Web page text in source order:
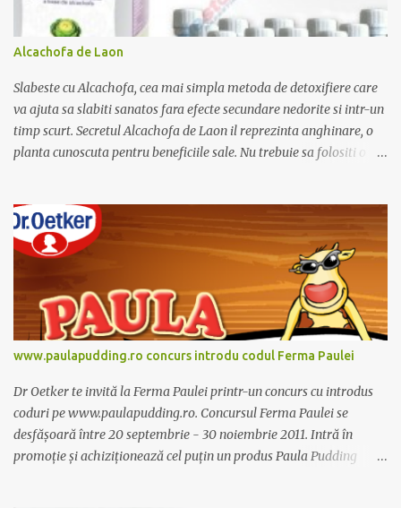
Alcachofa de Laon
Slabeste cu Alcachofa, cea mai simpla metoda de detoxifiere care
va ajuta sa slabiti sanatos fara efecte secundare nedorite si intr-un
timp scurt. Secretul Alcachofa de Laon il reprezinta anghinare, o
planta cunoscuta pentru beneficiile sale. Nu trebuie sa folositi o
www.paulapudding.ro concurs introdu codul Ferma Paulei
Dr Oetker te invită la Ferma Paulei printr-un concurs cu introdus
coduri pe www.paulapudding.ro. Concursul Ferma Paulei se
desfășoară între 20 septembrie - 30 noiembrie 2011. Intră în
promoție și achiziționează cel puțin un produs Paula Pudding